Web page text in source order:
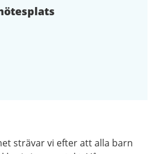
strävar vi efter att alla barn